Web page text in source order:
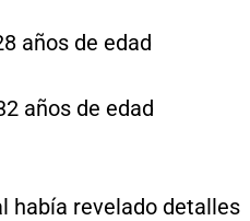
años de edad
años de edad
había revelado detalles